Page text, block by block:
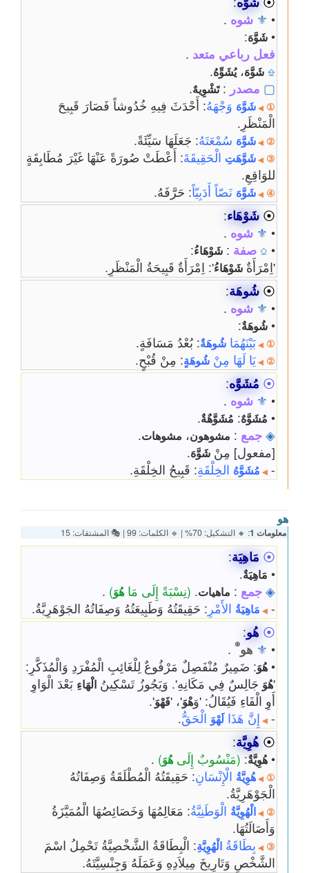
•
⚜ شوه .
• شَوَّهَ:
فعل رباعي متعد .
⎒ شَوَّهَ، يُشَوِّهُ.
▢ مصدر : تَشْوِيهٌ.
①
◀ شَوَّهَوَجْهَهُ: أَحْدَثَ فِيهِ خُدُوشاً فَصَارَ قَبِيحَ
الْمَنْظَرِ.
②
◀ شَوَّهَسُمْعَتَهُ: جَعَلَهَا سَيِّئَةً.
③
◀ شَوَّهَتِالْحَقِيقَةَ: أَعْطَتْ صُورَةً عَنْهَا غَيْرَ مُطَابِقَةٍ
للوَاقِعِ.
④
◀ شَوَّهَنَصّاً أَدَبِيّاً: حَرَّفَهُ.
⦿ شَوْهَاء:
•
⚜ شوه .
•
⎐ صفة : شَوْهَاءُ:
'اِمْرَأَةٌ شَوْهَاءُ': اِمْرَأَةٌ قَبِيحَةُ الْمَنْظَرِ.
⦿ شُوهَة:
•
⚜ شوه .
• شُوهَةٌ:
①
◀ بَيْنَهُمَا شُوهَةٌ: بُعْدُ مَسَافَةٍ.
②
◀ يَا لَهَا مِنْ شُوهَةٍ: مِنْ قُبْحٍ.
⦿ مُشَوَّه:
•
⚜ شوه .
• مُشَوَّهٌ: مُشَوَّهٌةٌ.
◈ جمع : مشوهون، مشوهات.
[مفعول] مِنْ شَوَّهَ.
-
◀ مُشَوَّهُالخِلْقَةِ: قَبِيحُ الخِلْقَةِ.
هو
معلومات 1 : 🔸 التشكيل: 70% | 🔹 الكلمات: 99 | 🎭 المشتقات: 15
⦿ مَاهِيَة:
• مَاهِيَةٌ.
◈ جمع : ماهيات. (نِسْبَةً إِلَى مَا هُوَ)
.
-
◀ مَاهِيَةُالأَمْرِ : حَقِيقَتُهُ وَطَبِيعَتُهُ وَصِفَاتُهُ الجَوْهَرِيَّةُ.
⦿ هُو:
•
⚜ هو⊛
.
• هُوَ: ضَمِيرٌ مُنْفَصِلٌ مَرْفُوعٌ لِلْغَائِبِ الْمُفْرَدِ وَالْمُذَكَّرِ:
'هُوَجَالِسٌ فِي مَكَانِهِ'. وَيَجُوزُ تَسْكِينُ الْهَاءِبَعْدَ الْوَاوِ
أَوِ الْفَاءِ فَيُقَالُ: 'وَهْوَ'، 'فَهْوَ'.
-
◀ إِنَّ هَذَا لَهْوَالْحَقُّ.
⦿ هُوِيَّة:
• هُوِيَّةٌ: (مَنْسُوبٌ إِلَى هُوَ)
.
①
◀ هُوِيَّةُالْإِنْسَانِ: حَقِيقَتُهُ الْمُطْلَقَةُ وَصِفَاتُهُ
الْجَوْهَرِيَّةُ.
②
◀ الْهُوِيَّةُالْوَطَنِيَّةُ: مَعَالِمُهَا وَخَصَائِصُهَا الْمُمَيَّزَةُ
وَأَصَالَتُهَا.
③
◀ بِطَاقَةُ الْهُوِيَّةِ: الْبِطَاقَةُ الشَّخْصِيَّةُ تَحْمِلُ اسْمَ
الشَّخْصِ وَتَارِيخَ مِيلاَدِهِ وَعَمَلَهُ وَجِنْسِيَّتَهُ.